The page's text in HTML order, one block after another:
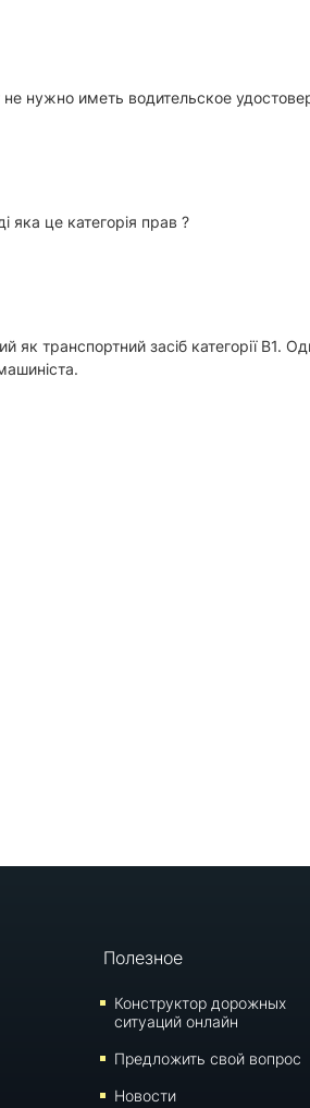
нужно иметь водительское
яка це категорія прав ?
засіб категорії В1.
Полезное
Конструктор дорожных
ситуаций онлайн
Предложить свой вопрос
Новости